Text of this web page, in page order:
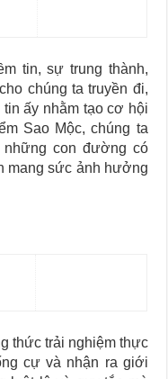
tin, sự trung thành,
chúng ta truyền đi,
ấy nhằm tạo cơ hội
Sao Mộc, chúng ta
con đường có
mang sức ảnh hưởng
thức trải nghiệm thực
cự và nhận ra giới